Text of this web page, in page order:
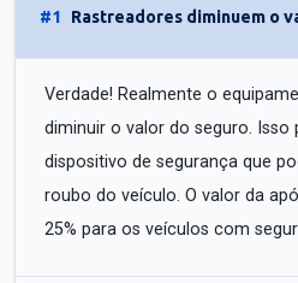
#1 Rastreadores diminuem o
Verdade! Realmente o
diminuir o valor do seguro. Isso
dispositivo de segurança que
roubo do veículo. O valor da
25% para os veículos com